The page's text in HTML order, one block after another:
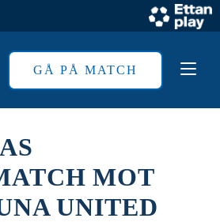
GÅ PÅ MATCH
MOT
UNITED